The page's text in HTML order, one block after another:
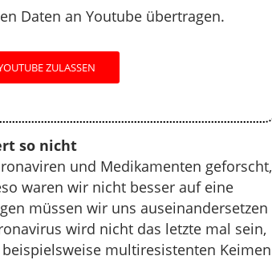
Daten an Youtube übertragen.
ZULASSEN
so nicht
und Medikamenten geforscht,
waren wir nicht besser auf eine
müssen wir uns auseinandersetzen
wird nicht das letzte mal sein,
multiresistenten Keimen